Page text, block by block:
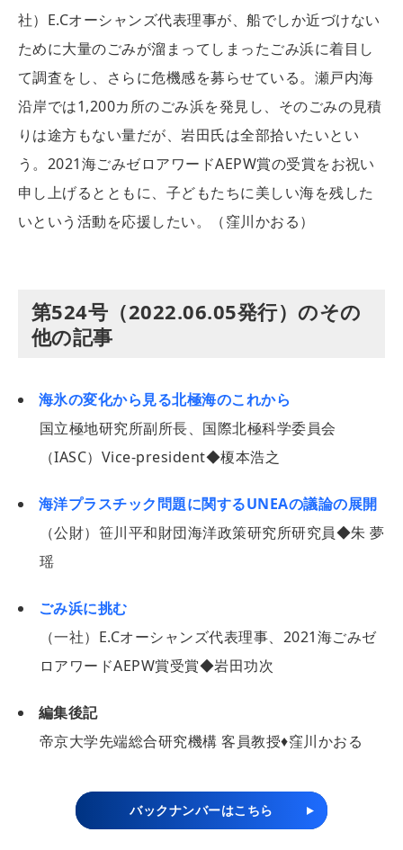
社）E.Cオーシャンズ代表理事が、船でしか近づけない
ために大量のごみが溜まってしまったごみ浜に着目し
て調査をし、さらに危機感を募らせている。瀬戸内海
沿岸では1,200カ所のごみ浜を発見し、そのごみの見積
りは途方もない量だが、岩田氏は全部拾いたいとい
う。2021海ごみゼロアワードAEPW賞の受賞をお祝い
申し上げるとともに、子どもたちに美しい海を残した
いという活動を応援したい。（窪川かおる）
第524号（2022.06.05発行）のその
他の記事
海氷の変化から見る北極海のこれから
国立極地研究所副所長、国際北極科学委員会
（IASC）Vice-president◆榎本浩之
海洋プラスチック問題に関するUNEAの議論の展開
（公財）笹川平和財団海洋政策研究所研究員◆朱 夢
瑶
ごみ浜に挑む
（一社）E.Cオーシャンズ代表理事、2021海ごみゼ
ロアワードAEPW賞受賞◆岩田功次
編集後記
帝京大学先端総合研究機構 客員教授♦窪川かおる
バックナンバーはこちら